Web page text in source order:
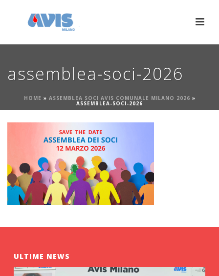
assemblea-soci-2026
HOME » ASSEMBLEA SOCI AVIS COMUNALE MILANO 2026 »
ASSEMBLEA-SOCI-2026
ULTIME NEWS